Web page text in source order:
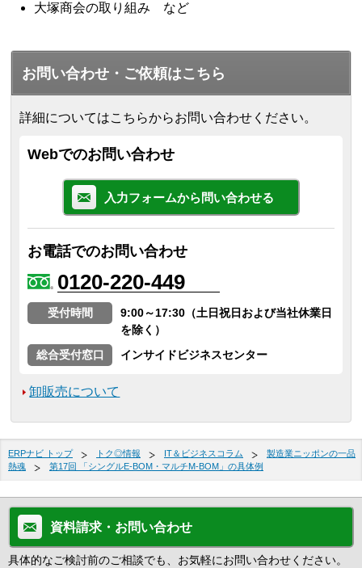
大塚商会の取り組み など
お問い合わせ・ご依頼はこちら
詳細についてはこちらからお問い合わせください。
Webでのお問い合わせ
入力フォームから問い合わせる
お電話でのお問い合わせ
0120-220-449
受付時間
9:00～17:30（土日祝日および当社休業日
を除く）
総合受付窓口
インサイドビジネスセンター
卸販売について
ERPナビ トップ トク◎情報 IT＆ビジネスコラム
製造業ニッポンの一品
熱魂
第17回 「シングルE-BOM・マルチM-BOM」の具体例
資料請求・お問い合わせ
具体的なご検討前のご相談でも、お気軽にお問い合わせください。